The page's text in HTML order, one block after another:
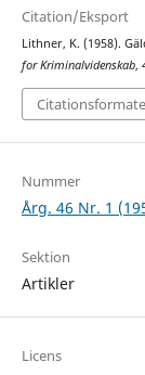
Citation/Eksport
Lithner, K. (1958).
for Kriminalvidenskab,
Nummer
Årg. 46 Nr. 1
Sektion
Artikler
Licens